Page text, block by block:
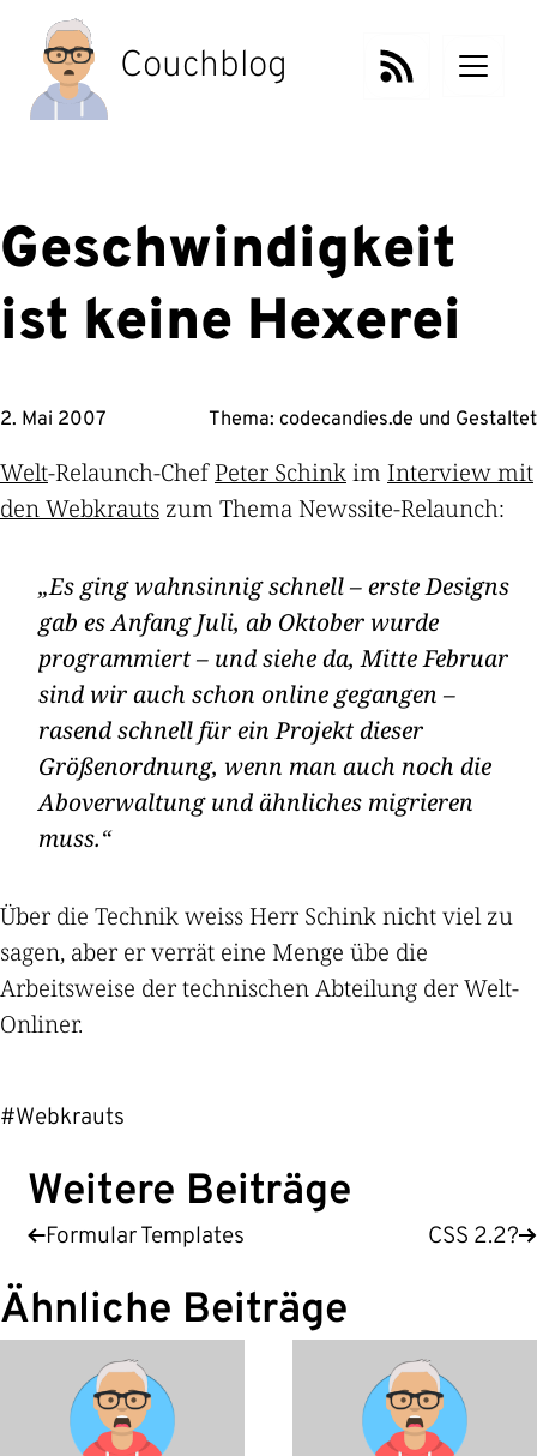
Inhalt
springen
Couchblog
Geschwindigkeit
ist keine Hexerei
2. Mai 2007 Thema: codecandies.de und Gestaltet
Welt-Relaunch-ChefPeter Schinkim Interview mit
den Webkrauts zum Thema Newssite-Relaunch:
Es ging wahnsinnig schnell – erste Designs
gab es Anfang Juli, ab Oktober wurde
programmiert – und siehe da, Mitte Februar
sind wir auch schon online gegangen –
rasend schnell für ein Projekt dieser
Größenordnung, wenn man auch noch die
Aboverwaltung und ähnliches migrieren
muss.
Über die Technik weiss Herr Schink nicht viel zu
sagen, aber er verrät eine Menge übe die
Arbeitsweise der technischen Abteilung der Welt-
Onliner.
#Webkrauts
Weitere Beiträge
Formular Templates CSS 2.2?
Ähnliche Beiträge